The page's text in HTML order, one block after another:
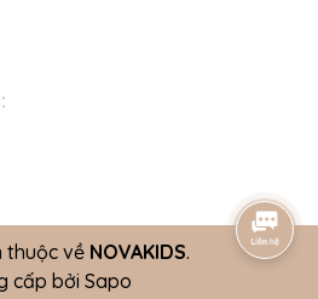
thuộc về NOVAKIDS.
cấp bởi Sapo